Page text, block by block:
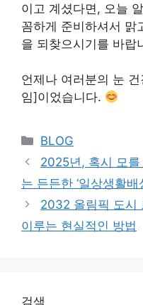
이고 계셨다면, 오늘
꼼하게 준비하셔서 맑
을 되찾으시기를 바랍
언제나 여러분의 눈
임]이었습니다.
Categories
BLOG
2025년, 혹시 모
는 든든한 ‘일상생활
2032 올림픽 도시
이루는 현실적인 방법
검색